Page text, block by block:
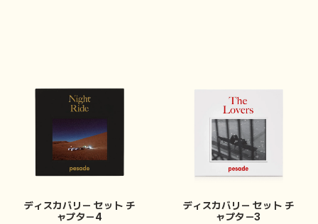
ディスカバリー セット チ
ャプター4
ディスカバリー セット チ
ャプター3